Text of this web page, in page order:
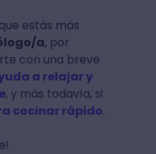
estás más
a, por
con una breve
a relajar y
, y más todavía, si
cocinar rápido.